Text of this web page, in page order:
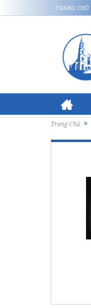
TRANG CHỦ
Trang Chủ